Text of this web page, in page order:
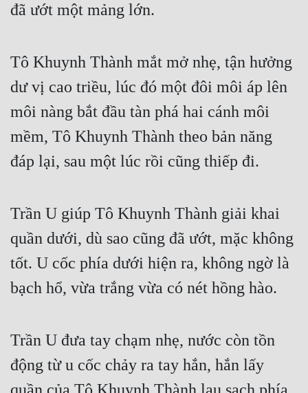
Xuyên Sách
Điền Văn
Đô Thị
Ngự Thú
Truyện Nam
Vô Địch Lưu
Xây Dựng Thế Lực
đã ướt một mảng lớn.
Tô Khuynh Thành mắt mở nhẹ, tận hưởng
dư vị cao triều, lúc đó một đôi môi áp lên
môi nàng bắt đầu tàn phá hai cánh môi
mềm, Tô Khuynh Thành theo bản năng
đáp lại, sau một lúc rồi cũng thiếp đi.
Trần U giúp Tô Khuynh Thành giải khai
quần dưới, dù sao cũng đã ướt, mặc không
tốt. U cốc phía dưới hiện ra, không ngờ là
bạch hổ, vừa trắng vừa có nét hồng hào.
Trần U đưa tay chạm nhẹ, nước còn tồn
động từ u cốc chảy ra tay hắn, hắn lấy